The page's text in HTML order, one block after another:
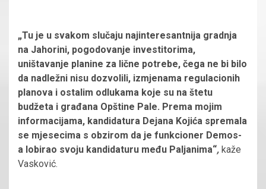
„Tu je u svakom slučaju najinteresantnija gradnja
na Jahorini, pogodovanje investitorima,
uništavanje planine za lične potrebe, čega ne bi bilo
da nadležni nisu dozvolili, izmjenama regulacionih
planova i ostalim odlukama koje su na štetu
budžeta i građana Opštine Pale. Prema mojim
informacijama, kandidatura Dejana Kojića spremala
se mjesecima s obzirom da je funkcioner Demos-
a lobirao svoju kandidaturu među Paljanima“, kaže
Vasković.